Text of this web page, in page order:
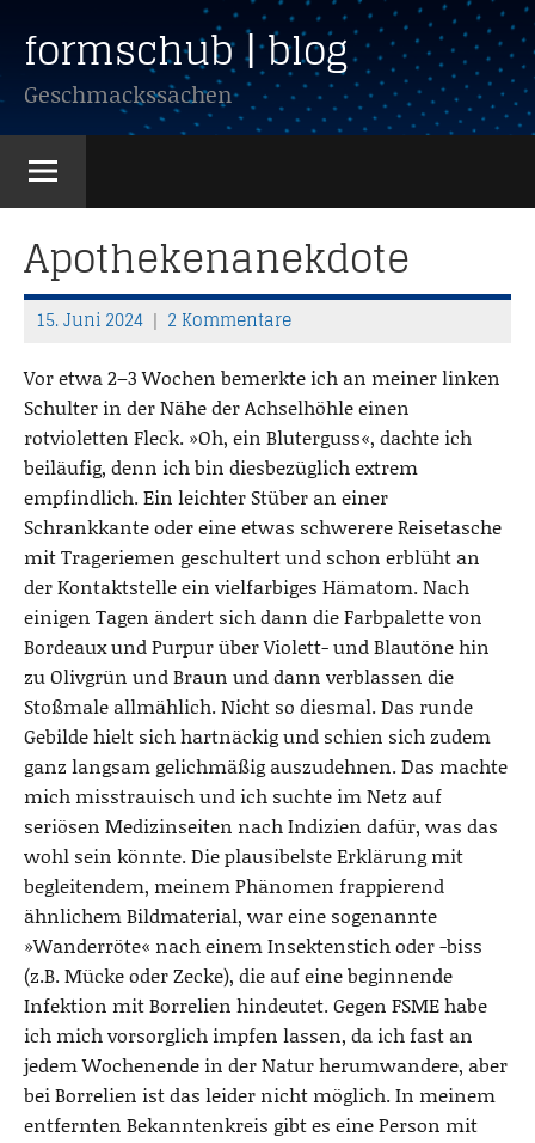
Inhalt
springen
formschub | blog
Geschmackssachen
Apothekenanekdote
15. Juni 2024
T
o
m
a
s
2 Kommentare
Vor etwa 2–3 Wochen bemerkte ich an meiner linken
Schulter in der Nähe der Achselhöhle einen
rotvioletten Fleck. »Oh, ein Bluterguss«, dachte ich
beiläufig, denn ich bin diesbezüglich extrem
empfindlich. Ein leichter Stüber an einer
Schrankkante oder eine etwas schwerere Reisetasche
mit Trageriemen geschultert und schon erblüht an
der Kontaktstelle ein vielfarbiges Hämatom. Nach
einigen Tagen ändert sich dann die Farbpalette von
Bordeaux und Purpur über Violett- und Blautöne hin
zu Olivgrün und Braun und dann verblassen die
Stoßmale allmählich. Nicht so diesmal. Das runde
Gebilde hielt sich hartnäckig und schien sich zudem
ganz langsam gelichmäßig auszudehnen. Das machte
mich misstrauisch und ich suchte im Netz auf
seriösen Medizinseiten nach Indizien dafür, was das
wohl sein könnte. Die plausibelste Erklärung mit
begleitendem, meinem Phänomen frappierend
ähnlichem Bildmaterial, war eine sogenannte
»Wanderröte« nach einem Insektenstich oder -biss
(z.B. Mücke oder Zecke), die auf eine beginnende
Infektion mit Borrelien hindeutet. Gegen FSME habe
ich mich vorsorglich impfen lassen, da ich fast an
jedem Wochenende in der Natur herumwandere, aber
bei Borrelien ist das leider nicht möglich. In meinem
entfernten Bekanntenkreis gibt es eine Person mit